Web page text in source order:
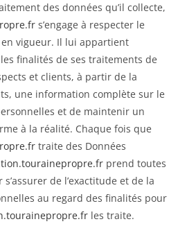
des données qu’il collecte,
s’engage à respecter le
vigueur. Il lui appartient
finalités de ses traitements de
et clients, à partir de la
une information complète sur le
et de maintenir un
à la réalité. Chaque fois que
traite des Données
prend toutes
de l’exactitude et de la
au regard des finalités pour
les traite.